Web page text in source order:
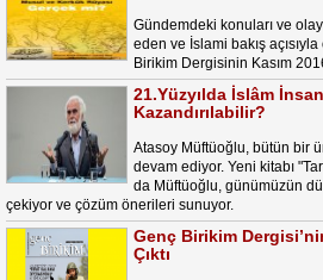
Gündemdeki konuları ve
eden ve İslami bakış
Birikim Dergisinin Kasım 2016
21.Yüzyılda İslâm
Kazandırılabilir?
Atasoy Müftüoğlu, bütün bir
devam ediyor. Yeni kitabı
da Müftüoğlu, günümüzün
çekiyor ve çözüm önerileri sunuyor.
Genç Birikim
Çıktı